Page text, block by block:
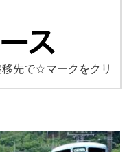
移先で☆マークをクリ